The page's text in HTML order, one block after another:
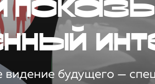
видение будущего —